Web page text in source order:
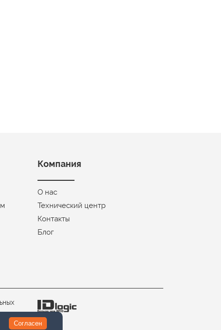
Компания
О нас
Технический центр
Контакты
Блог
Согласен